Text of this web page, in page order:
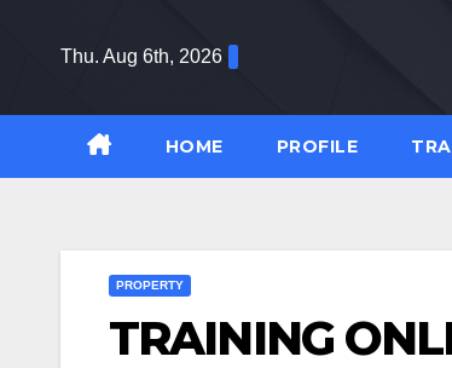
Thu. Aug 6th, 2026
HOME PROFILE
PROPERTY
TRAINING